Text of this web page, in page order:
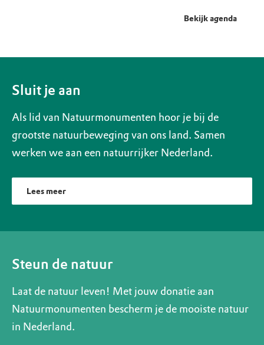
Bekijk agenda
Sluit je aan
Als lid van Natuurmonumenten hoor je bij de
grootste natuurbeweging van ons land. Samen
werken we aan een natuurrijker Nederland.
Lees meer
Steun de natuur
Laat de natuur leven! Met jouw donatie aan
Natuurmonumenten bescherm je de mooiste natuur
in Nederland.